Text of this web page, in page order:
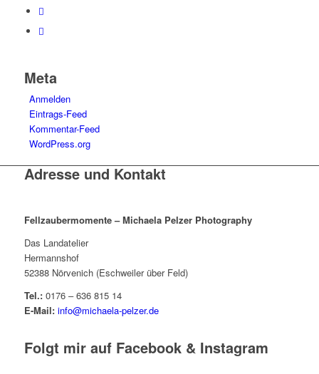
Meta
Anmelden
Eintrags-Feed
Kommentar-Feed
WordPress.org
Adresse und Kontakt
Fellzaubermomente –Michaela Pelzer Photography
Das Landatelier
Hermannshof
52388 Nörvenich (Eschweiler über Feld)
Tel.:0176 – 636 815 14
E-Mail: info@michaela-pelzer.de
Folgt mir auf Facebook & Instagram